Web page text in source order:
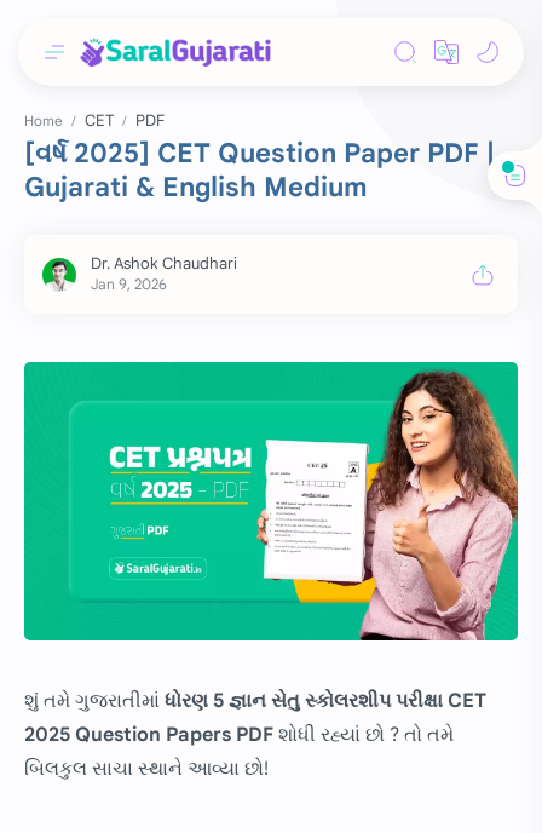
Home CET PDF
[વર્ષ 2025] CET Question Paper PDF |
Gujarati & English Medium
શું તમે ગુજરાતીમાં ધોરણ 5 જ્ઞાન સેતુ સ્કોલરશીપ પરીક્ષા CET
2025 Question Papers PDF શોધી રહ્યાં છો ? તો તમે
બિલકુલ સાચા સ્થાને આવ્યા છો!